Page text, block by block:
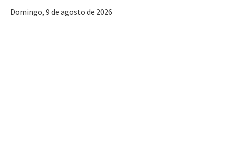
Domingo, 9 de agosto de 2026